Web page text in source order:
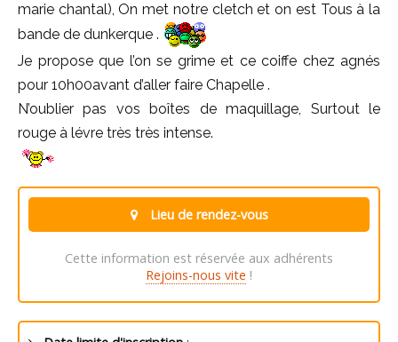
marie chantal), On met notre cletch et on est Tous à la
bande de dunkerque .
Je propose que l’on se grime et ce coiffe chez agnés
pour 10h00avant d’aller faire Chapelle .
N’oublier pas vos boîtes de maquillage, Surtout le
rouge à lévre très très intense.
Lieu de rendez-vous
Cette information est réservée aux adhérents
Rejoins-nous vite !